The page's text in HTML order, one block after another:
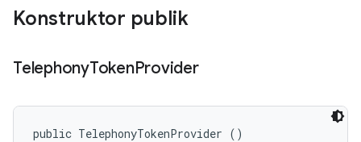
Konstruktor publik
TelephonyTokenProvider
public TelephonyTokenProvider ()